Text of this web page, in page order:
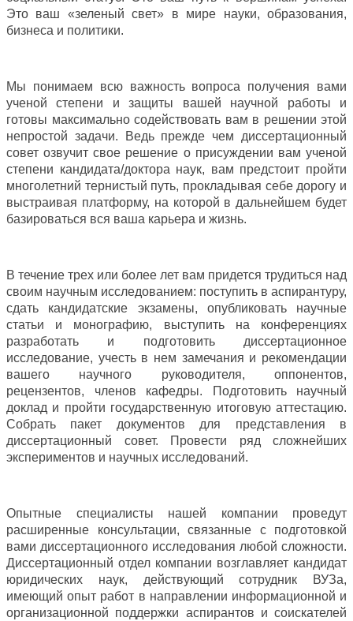
Это ваш «зеленый свет» в мире науки, образования,
бизнеса и политики.
Мы понимаем всю важность вопроса получения вами
ученой степени и защиты вашей научной работы и
готовы максимально содействовать вам в решении этой
непростой задачи. Ведь прежде чем диссертационный
совет озвучит свое решение о присуждении вам ученой
степени кандидата/доктора наук, вам предстоит пройти
многолетний тернистый путь, прокладывая себе дорогу и
выстраивая платформу, на которой в дальнейшем будет
базироваться вся ваша карьера и жизнь.
В течение трех или более лет вам придется трудиться над
своим научным исследованием: поступить в аспирантуру,
сдать кандидатские экзамены, опубликовать научные
статьи и монографию, выступить на конференциях
разработать и подготовить диссертационное
исследование, учесть в нем замечания и рекомендации
вашего научного руководителя, оппонентов,
рецензентов, членов кафедры. Подготовить научный
доклад и пройти государственную итоговую аттестацию.
Собрать пакет документов для представления в
диссертационный совет. Провести ряд сложнейших
экспериментов и научных исследований.
Опытные специалисты нашей компании проведут
расширенные консультации, связанные с подготовкой
вами диссертационного исследования любой сложности.
Диссертационный отдел компании возглавляет кандидат
юридических наук, действующий сотрудник ВУЗа,
имеющий опыт работ в направлении информационной и
организационной поддержки аспирантов и соискателей